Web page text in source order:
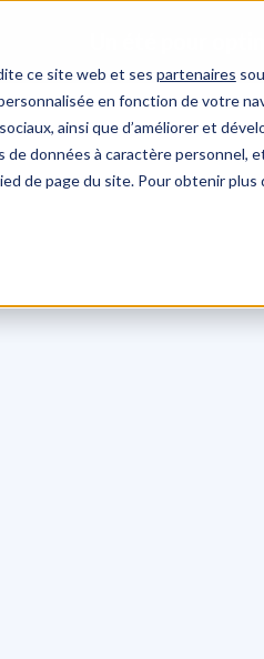
ce site web et ses partenaires
en fonction de votre
ainsi que d’améliorer et
données à caractère personnel,
de page du site. Pour obtenir